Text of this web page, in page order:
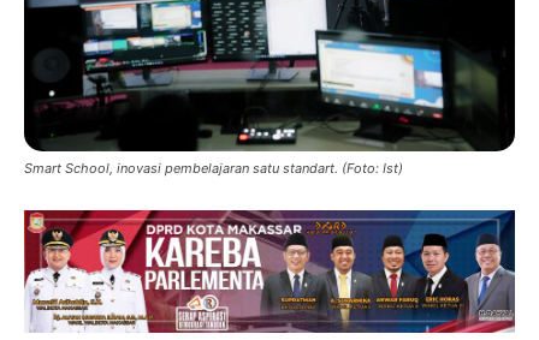
Smart School, inovasi pembelajaran satu standart. (Foto: Ist)